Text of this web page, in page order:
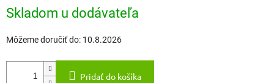
cena:
Skladom u dodávateľa
Môžeme doručiť do: 10.8.2026
Pridať do košíka